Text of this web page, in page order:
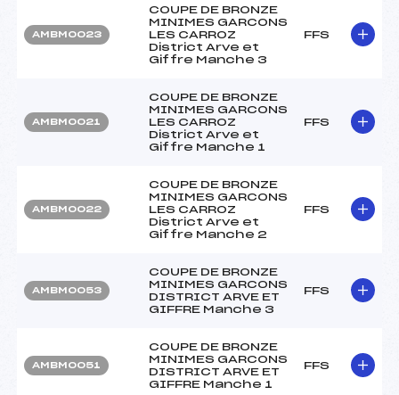
AMBM0023
COUPE DE BRONZE
MINIMES GARCONS
LES CARROZ
District Arve et
Giffre Manche 3
FFS
AMBM0021
COUPE DE BRONZE
MINIMES GARCONS
LES CARROZ
District Arve et
Giffre Manche 1
FFS
AMBM0022
COUPE DE BRONZE
MINIMES GARCONS
LES CARROZ
District Arve et
Giffre Manche 2
FFS
AMBM0053
COUPE DE BRONZE
MINIMES GARCONS
DISTRICT ARVE ET
GIFFRE Manche 3
FFS
AMBM0051
COUPE DE BRONZE
MINIMES GARCONS
DISTRICT ARVE ET
GIFFRE Manche 1
FFS